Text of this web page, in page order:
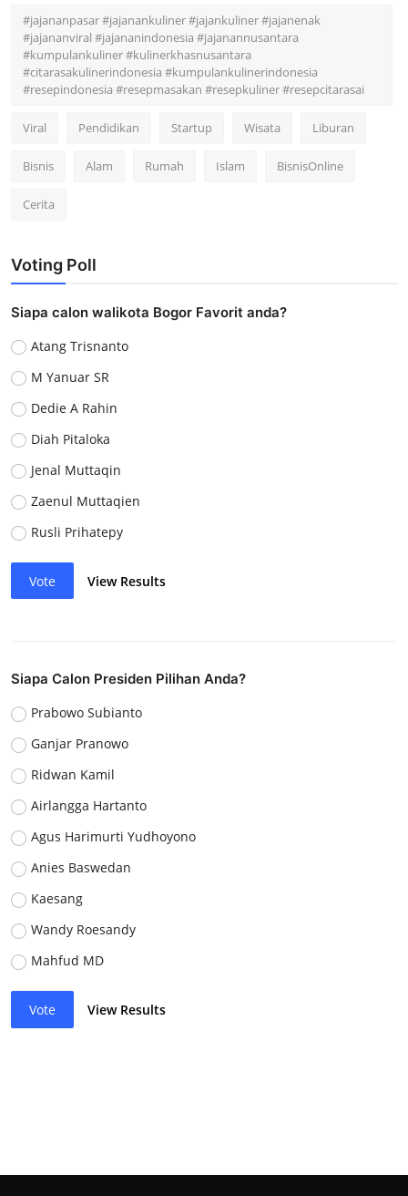
#jajananpasar #jajanankuliner #jajankuliner #jajanenak
#jajananviral #jajananindonesia #jajanannusantara
#kumpulankuliner #kulinerkhasnusantara
#citarasakulinerindonesia #kumpulankulinerindonesia
#resepindonesia #resepmasakan #resepkuliner #resepcitarasai
Viral Pendidikan Startup Wisata Liburan
Bisnis Alam Rumah Islam BisnisOnline
Cerita
Voting Poll
Siapa calon walikota Bogor Favorit anda?
Atang Trisnanto
M Yanuar SR
Dedie A Rahin
Diah Pitaloka
Jenal Muttaqin
Zaenul Muttaqien
Rusli Prihatepy
Vote View Results
Siapa Calon Presiden Pilihan Anda?
Prabowo Subianto
Ganjar Pranowo
Ridwan Kamil
Airlangga Hartanto
Agus Harimurti Yudhoyono
Anies Baswedan
Kaesang
Wandy Roesandy
Mahfud MD
Vote View Results